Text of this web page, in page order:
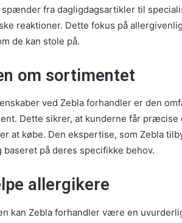
fra dagligdagsartikler til
reaktioner. Dette fokus på
de kan stole på.
om sortimentet
ved Zebla forhandler er den
Dette sikrer, at kunderne får præcise
at købe. Den ekspertise, som Zebla
på deres specifikke behov.
allergikere
kan Zebla forhandler være en